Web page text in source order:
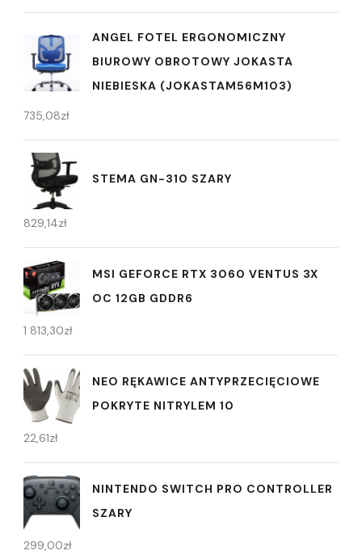
ANGEL FOTEL ERGONOMICZNY
BIUROWY OBROTOWY JOKASTA
NIEBIESKA (JOKASTAM56M103)
735,08zł
STEMA GN-310 SZARY
829,14zł
MSI GEFORCE RTX 3060 VENTUS 3X
OC 12GB GDDR6
1 813,30zł
NEO RĘKAWICE ANTYPRZECIĘCIOWE
POKRYTE NITRYLEM 10
22,61zł
NINTENDO SWITCH PRO CONTROLLER
SZARY
299,00zł